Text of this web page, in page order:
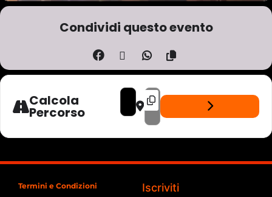
Condividi questo evento
Calcola
Percorso
ADDRESS - ZEROMENO - LIVE GALLERY
DESTINATION ADDRESS -
Termini e Condizioni Iscriviti